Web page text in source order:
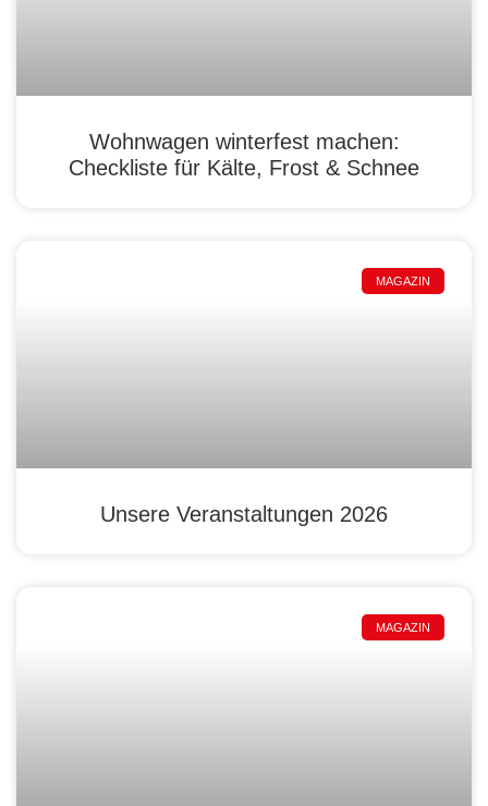
Wohnwagen winterfest machen:
Checkliste für Kälte, Frost & Schnee
MAGAZIN
Unsere Veranstaltungen 2026
MAGAZIN